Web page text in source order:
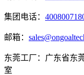
集团电话：
邮箱：
东莞工厂：广东省东
室